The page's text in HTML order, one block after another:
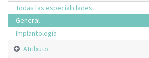
Todas las especialidades
General
Implantología
Atributo